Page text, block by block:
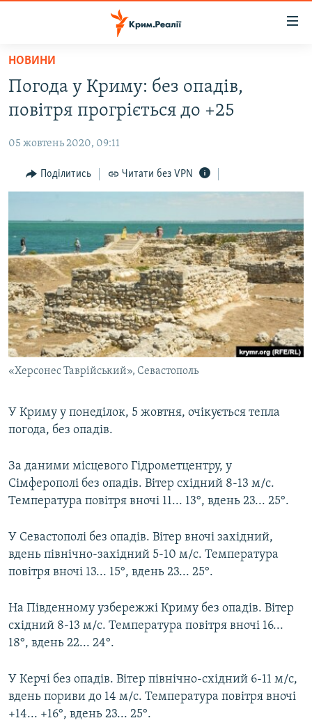
Перейти
основного
матеріалу
до
навігації
Перейти
пошуку
ВОДА.КРИМ
ВІДЕО ТА ФОТО
ПОЛІТИКА
БЛОГИ
ІНТЕРВ'Ю
ВСЕ ЗА ДЕНЬ
СПЕЦПРОЕКТИ
ДЕПОРТАЦІЯ
ВІДЕОУРОКИ «ELIFBE»
СВІДЧЕННЯ ОКУПАЦІЇ
УКРАЇНСЬКА ПРОБЛЕМА КРИМУ
ЯК ОБІЙТИ БЛОКУВАННЯ
Русский
Qırımtatar
Усі сайти RFE/RL
НОВИНИ
Погода у Криму: без опадів,
повітря прогріється до +25
05 жовтень 2020, 09:11
Поділитись Читати без VPN
«Херсонес Таврійський», Севастополь
У Криму у понеділок, 5 жовтня, очікується тепла
погода, без опадів.
За даними місцевого Гідрометцентру, у
Сімферополі без опадів. Вітер східний 8-13 м/с.
Температура повітря вночі 11... 13°, вдень 23... 25°.
У Севастополі без опадів. Вітер вночі західний,
вдень північно-західний 5-10 м/с. Температура
повітря вночі 13... 15°, вдень 23... 25°.
На Південному узбережжі Криму без опадів. Вітер
східний 8-13 м/с. Температура повітря вночі 16...
18°, вдень 22... 24°.
У Керчі без опадів. Вітер північно-східний 6-11 м/с,
вдень пориви до 14 м/с. Температура повітря вночі
+14... +16°, вдень 23... 25°.